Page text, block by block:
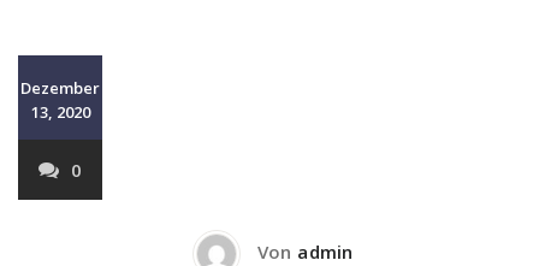
Dezember
13, 2020
0
Von admin